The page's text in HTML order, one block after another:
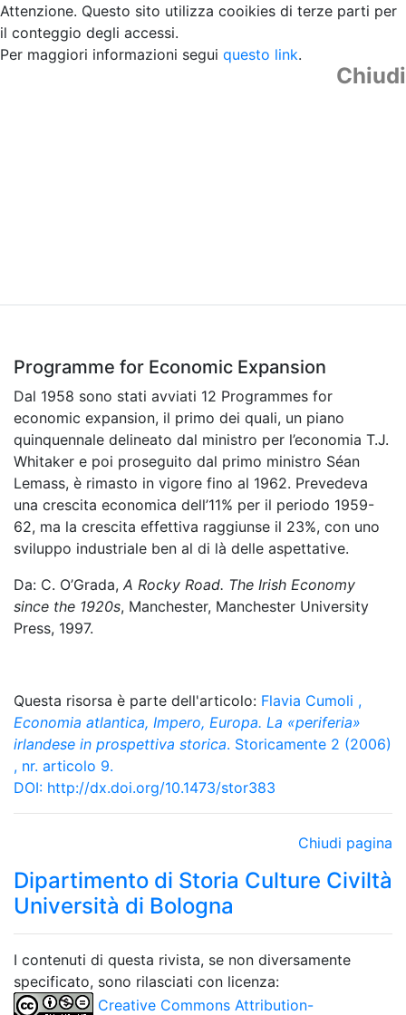
Attenzione. Questo sito utilizza cooikies di terze parti per
il conteggio degli accessi.
Per maggiori informazioni segui questo link.
Chiudi
Programme for Economic Expansion
Dal 1958 sono stati avviati 12 Programmes for
economic expansion, il primo dei quali, un piano
quinquennale delineato dal ministro per l’economia T.J.
Whitaker e poi proseguito dal primo ministro Séan
Lemass, è rimasto in vigore fino al 1962. Prevedeva
una crescita economica dell’11% per il periodo 1959-
62, ma la crescita effettiva raggiunse il 23%, con uno
sviluppo industriale ben al di là delle aspettative.
Da: C. O’Grada, A Rocky Road. The Irish Economy
since the 1920s, Manchester, Manchester University
Press, 1997.
Questa risorsa è parte dell'articolo: Flavia Cumoli ,
Economia atlantica, Impero, Europa. La «periferia»
irlandese in prospettiva storica. Storicamente 2 (2006)
, nr. articolo 9.
DOI: http://dx.doi.org/10.1473/stor383
Chiudi pagina
Dipartimento di Storia Culture Civiltà
Università di Bologna
I contenuti di questa rivista, se non diversamente
specificato, sono rilasciati con licenza:
Creative Commons Attribution-